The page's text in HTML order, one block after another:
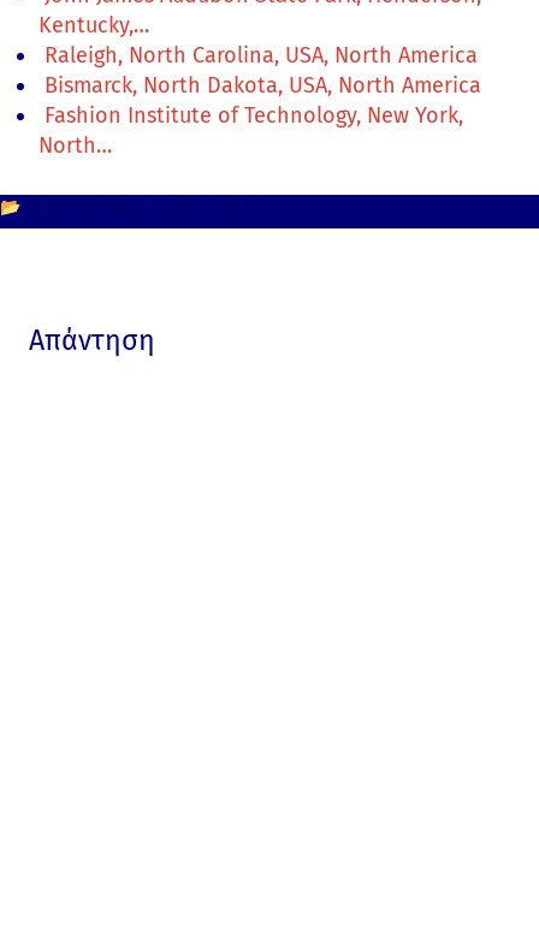
Kentucky,…
Raleigh, North Carolina, USA, North America
Bismarck, North Dakota, USA, North America
Fashion Institute of Technology, New York,
North…
📂
Απάντηση